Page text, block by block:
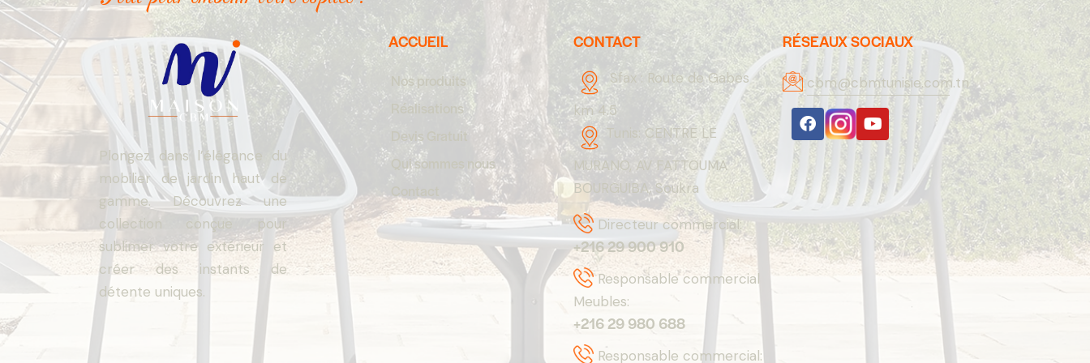
Plongez dans l’élégance du
mobilier de jardin haut de
gamme. Découvrez une
collection conçue pour
sublimer votre extérieur et
créer des instants de
détente uniques.
ACCUEIL
Nos produits
Réalisations
Devis Gratuit
Qui sommes nous
Contact
CONTACT
Sfax : Route de Gabes
km 4.5
Tunis: CENTRE LE
MURANO, AV FATTOUMA
BOURGUIBA, Soukra
Directeur commercial:
+216 29 900 910
Responsable commercial
Meubles:
+216 29 980 688
Responsable commercial:
RÉSEAUX SOCIAUX
cbm@cbmtunisie.com.tn